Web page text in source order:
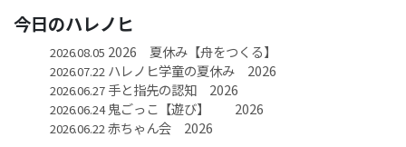
今日のハレノヒ
2026.08.05 2026 夏休み【舟をつくる】
2026.07.22 ハレノヒ学童の夏休み 2026
2026.06.27手と指先の認知 2026
2026.06.24鬼ごっこ【遊び】 2026
2026.06.22赤ちゃん会 2026